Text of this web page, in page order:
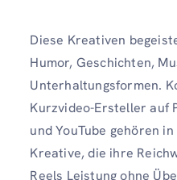
Diese Kreativen
Humor, Geschichten,
Unterhaltungsformen.
Kurzvideo-Ersteller auf
und YouTube gehören
Kreative, die ihre
Reels Leistung ohne